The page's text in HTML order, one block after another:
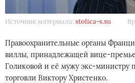
Источник материала: stolica-s.su
Правоохранительные органы
виллы, принадлежащей вице-
Голиковой и её мужу экс-министру
торговли Виктору Христенко.